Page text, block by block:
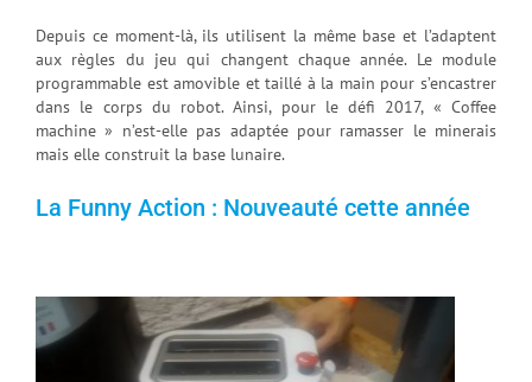
Depuis ce moment-là, ils utilisent la même base et l’adaptent
aux règles du jeu qui changent chaque année. Le module
programmable est amovible et taillé à la main pour s’encastrer
dans le corps du robot. Ainsi, pour le défi 2017, « Coffee
machine » n’est-elle pas adaptée pour ramasser le minerais
mais elle construit la base lunaire.
La Funny Action : Nouveauté cette année